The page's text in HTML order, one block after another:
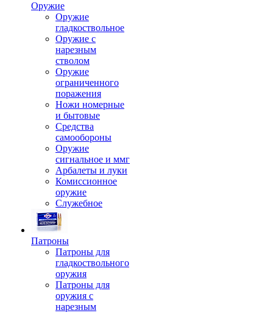
Оружие
Оружие
гладкоствольное
Оружие с
нарезным
стволом
Оружие
ограниченного
поражения
Ножи номерные
и бытовые
Средства
самообороны
Оружие
сигнальное и ммг
Арбалеты и луки
Комиссионное
оружие
Служебное
Патроны
Патроны для
гладкоствольного
оружия
Патроны для
оружия с
нарезным